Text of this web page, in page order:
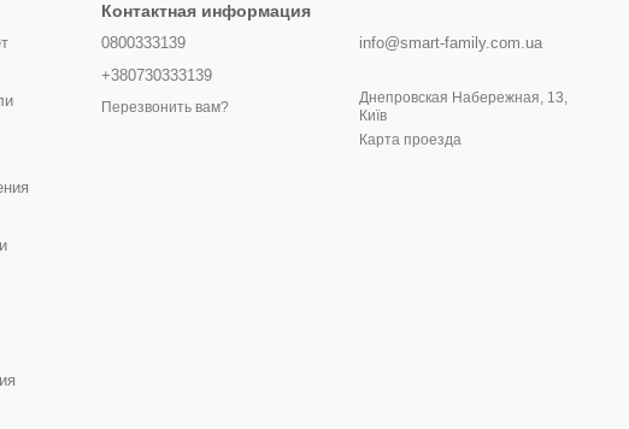
хранения.
ребенка. Их можно использовать от младенчества до 3-4 лет.
Контактная информация
0800333139
+380730333139
Перезвонить вам?
info@smart-family.com.ua
Днепровская Набережная, 13,
Київ
Карта проезда